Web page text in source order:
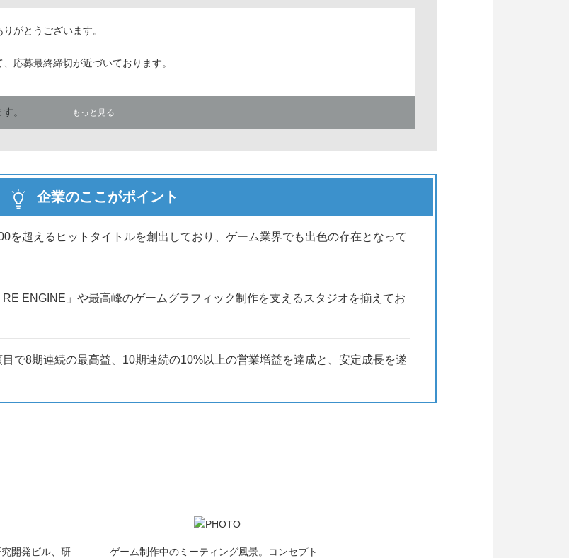
がとうございます。
応募最終締切が近づいております。
。 もっと見る
企業のここがポイント
を超えるヒットタイトルを創出しており、ゲーム業界でも出色の存在となって
ENGINE」や最高峰のゲームグラフィック制作を支えるスタジオを揃えてお
で8期連続の最高益、10期連続の10%以上の営業増益を達成と、安定成長を遂
開発ビル、研
ゲーム制作中のミーティング風景。コンセプト